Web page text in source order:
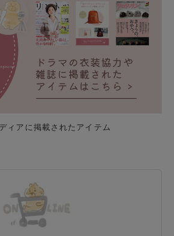
ィアに掲載されたアイテム